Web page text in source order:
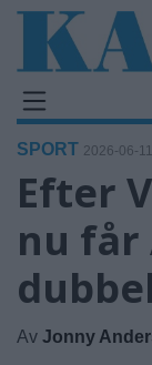
SPORT 2026-06-
Efter
nu
Av Jonny